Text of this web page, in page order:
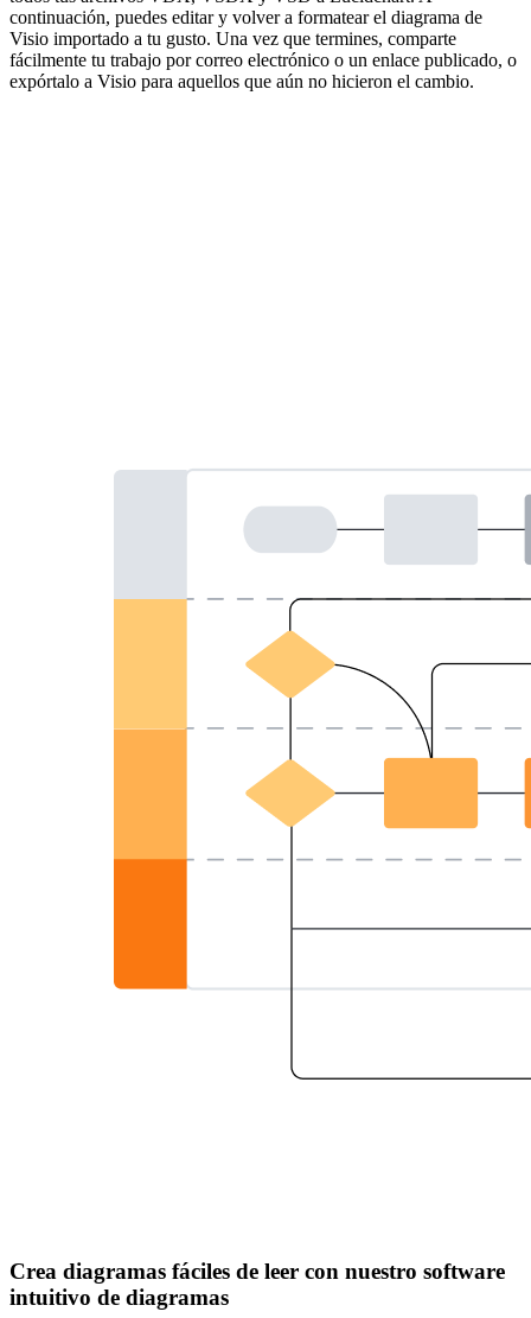
continuación, puedes editar y volver a formatear el diagrama de
Visio importado a tu gusto. Una vez que termines, comparte
fácilmente tu trabajo por correo electrónico o un enlace publicado, o
expórtalo a Visio para aquellos que aún no hicieron el cambio.
Crea diagramas fáciles de leer con nuestro software
intuitivo de diagramas